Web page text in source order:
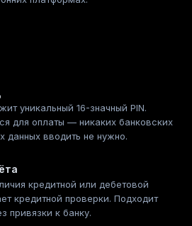
уникальный 16-значный PIN.
для оплаты — никаких банковских
данных вводить не нужно.
кредитной или дебетовой
кредитной проверки. Подходит
привязки к банку.